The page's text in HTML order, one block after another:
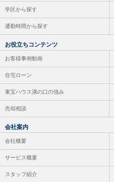
学区から探す
通勤時間から探す
お役立ちコンテンツ
お客様事例動画
住宅ローン
東宝ハウス溝の口の強み
売却相談
会社案内
会社概要
サービス概要
スタッフ紹介